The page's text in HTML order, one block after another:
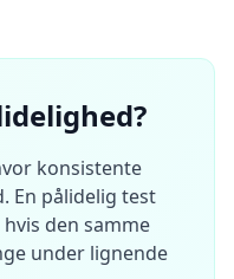
konsistente
En pålidelig test
den samme
under lignende